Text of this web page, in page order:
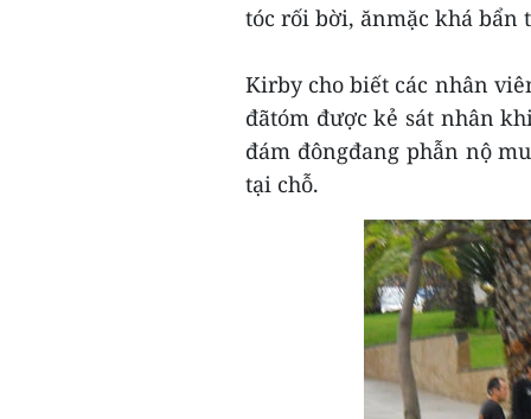
tóc rối bời, ănmặc khá bẩn
Kirby cho biết các nhân
đãtóm được kẻ sát nhân
đám đôngđang phẫn nộ
tại chỗ.